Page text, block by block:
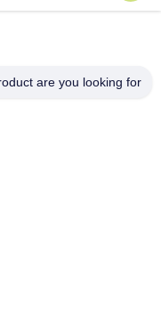
سياسة
are you looking for?